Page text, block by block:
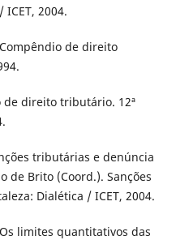
2004.
de direito
de direito tributário. 12ª
tributárias e denúncia
de Brito (Coord.). Sanções
Dialética / ICET, 2004.
limites quantitativos das